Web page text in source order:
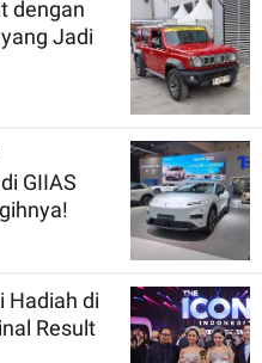
dengan
Jadi
GIIAS
Hadiah di
Result